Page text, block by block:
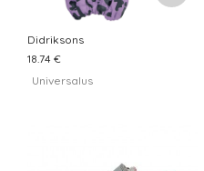
Didriksons
18.74 €
Universalus